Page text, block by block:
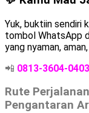
Yuk, buktiin sendiri
tombol WhatsApp
yang nyaman,
📲 0813-3604-0403
Rute
Pengantaran